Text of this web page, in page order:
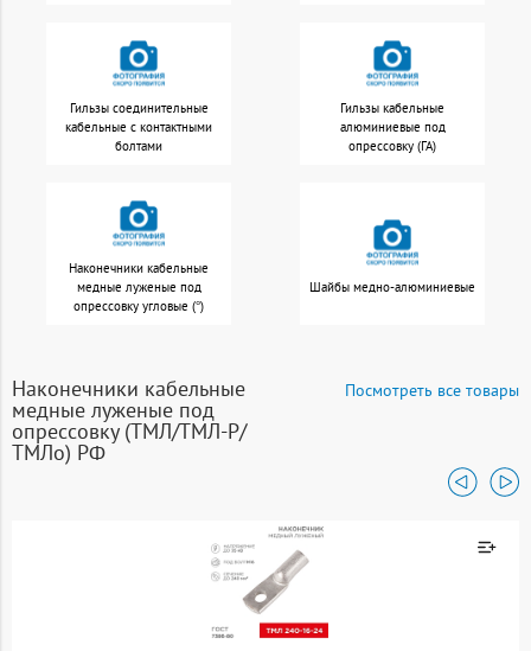
Гильзы соединительные
кабельные с контактными
болтами
Гильзы кабельные
алюминиевые под
опрессовку (ГА)
Наконечники кабельные
медные луженые под
опрессовку угловые (°)
Шайбы медно-алюминиевые
Наконечники кабельные
медные луженые под
опрессовку (ТМЛ/ТМЛ-Р/
ТМЛо) РФ
Посмотреть все товары
сравнению